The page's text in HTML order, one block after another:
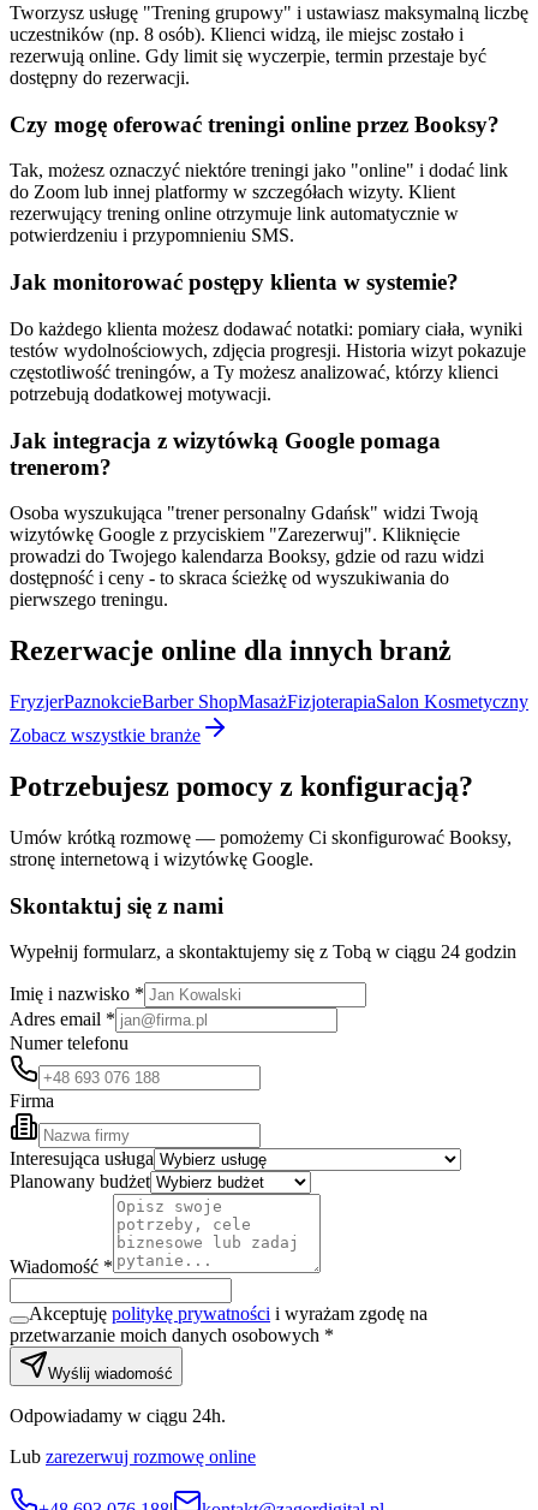
Tworzysz usługę "Trening grupowy" i ustawiasz maksymalną liczbę
uczestników (np. 8 osób). Klienci widzą, ile miejsc zostało i
rezerwują online. Gdy limit się wyczerpie, termin przestaje być
dostępny do rezerwacji.
Czy mogę oferować treningi online przez Booksy?
Tak, możesz oznaczyć niektóre treningi jako "online" i dodać link
do Zoom lub innej platformy w szczegółach wizyty. Klient
rezerwujący trening online otrzymuje link automatycznie w
potwierdzeniu i przypomnieniu SMS.
Jak monitorować postępy klienta w systemie?
Do każdego klienta możesz dodawać notatki: pomiary ciała, wyniki
testów wydolnościowych, zdjęcia progresji. Historia wizyt pokazuje
częstotliwość treningów, a Ty możesz analizować, którzy klienci
potrzebują dodatkowej motywacji.
Jak integracja z wizytówką Google pomaga
trenerom?
Osoba wyszukująca "trener personalny Gdańsk" widzi Twoją
wizytówkę Google z przyciskiem "Zarezerwuj". Kliknięcie
prowadzi do Twojego kalendarza Booksy, gdzie od razu widzi
dostępność i ceny - to skraca ścieżkę od wyszukiwania do
pierwszego treningu.
Rezerwacje online dla innych branż
FryzjerPaznokcieBarber ShopMasażFizjoterapiaSalon Kosmetyczny
Zobacz wszystkie branże
Potrzebujesz pomocy z konfiguracją?
Umów krótką rozmowę — pomożemy Ci skonfigurować Booksy,
stronę internetową i wizytówkę Google.
Skontaktuj się z nami
Wypełnij formularz, a skontaktujemy się z Tobą w ciągu 24 godzin
Imię i nazwisko *
Adres email *
Numer telefonu
Firma
Interesująca usługa
Planowany budżet
Wiadomość *
Akceptuję politykę prywatności i wyrażam zgodę na
przetwarzanie moich danych osobowych *
Wyślij wiadomość
Odpowiadamy w ciągu 24h.
Lub zarezerwuj rozmowę online